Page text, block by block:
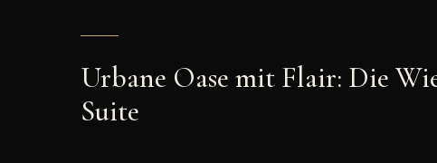
Urbane Oase mit Flair: Die
Suite